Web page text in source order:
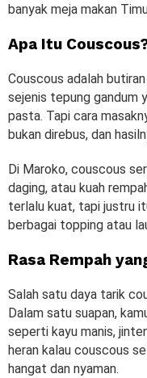
banyak meja makan
Apa Itu
Couscous adalah
sejenis tepung gandum
pasta. Tapi cara
bukan direbus, dan
Di Maroko, couscous
daging, atau kuah
terlalu kuat, tapi justru
berbagai topping atau
Rasa Rempah
Salah satu daya tarik
Dalam satu suapan,
seperti kayu manis,
heran kalau couscous
hangat dan nyaman.